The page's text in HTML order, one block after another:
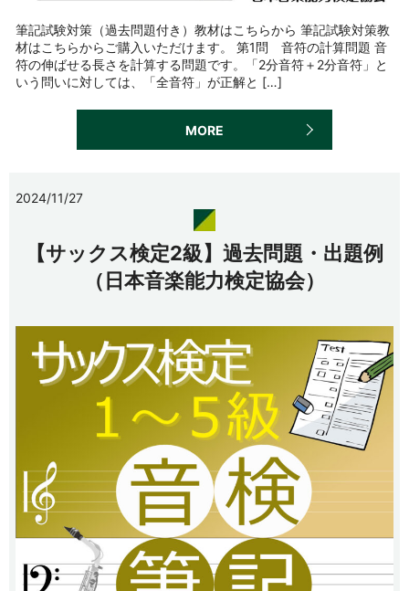
筆記試験対策（過去問題付き）教材はこちらから 筆記試験対策教
材はこちらからご購入いただけます。 第1問 音符の計算問題 音
符の伸ばせる長さを計算する問題です。「2分音符＋2分音符」と
いう問いに対しては、「全音符」が正解と […]
MORE
2024/11/27
【サックス検定2級】過去問題・出題例
（日本音楽能力検定協会）